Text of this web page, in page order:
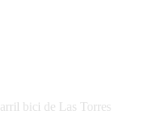
bici de Las Torres